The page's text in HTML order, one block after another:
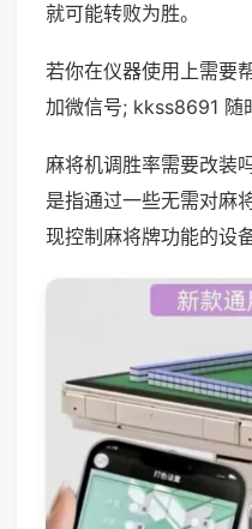
就可能转败为胜。
若你在仪器使用上需要
加微信号; kkss8691 随
麻将机调胜率需要改装
是指通过一些无需对麻
现控制麻将牌功能的设